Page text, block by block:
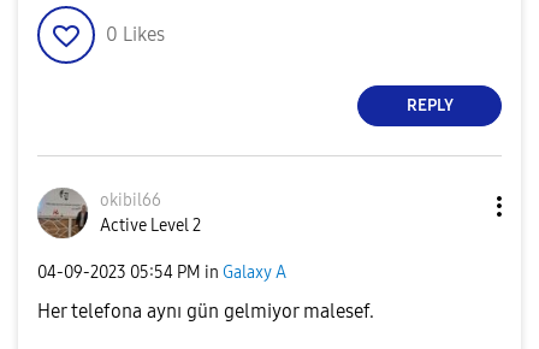
0 Likes
REPLY
okibil66
Active Level 2
‎04-09-2023 05:54 PM in Galaxy A
Her telefona aynı gün gelmiyor malesef.